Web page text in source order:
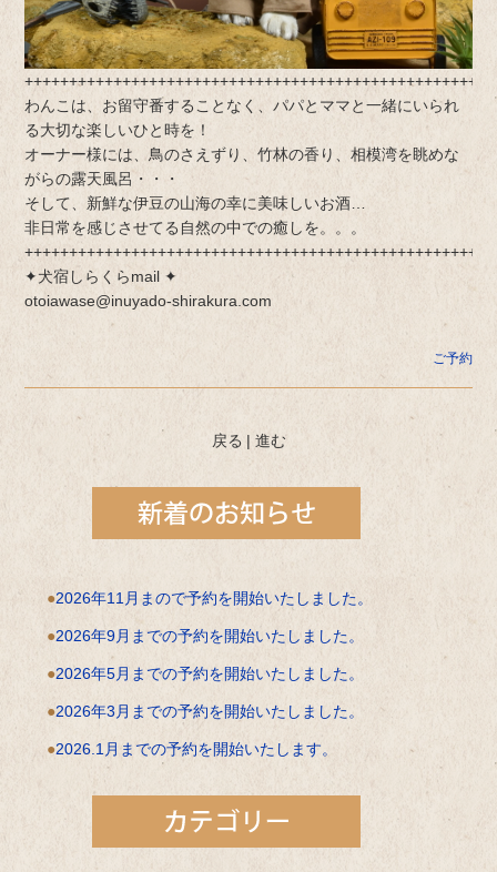
わんこは、お留守番することなく、パパとママと一緒にいられ
る大切な楽しいひと時を！
オーナー様には、鳥のさえずり、竹林の香り、相模湾を眺めな
がらの露天風呂・・・
そして、新鮮な伊豆の山海の幸に美味しいお酒…
非日常を感じさせてる自然の中での癒しを。。。
✦犬宿しらくらmail ✦
otoiawase@inuyado-shirakura.com
ご予約
戻る | 進む
2026年11月まので予約を開始いたしました。
2026年9月までの予約を開始いたしました。
2026年5月までの予約を開始いたしました。
2026年3月までの予約を開始いたしました。
2026.1月までの予約を開始いたします。